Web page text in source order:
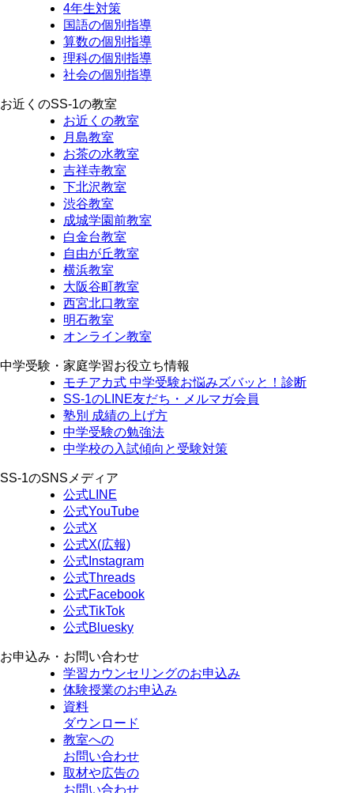
4年生対策
国語の個別指導
算数の個別指導
理科の個別指導
社会の個別指導
お近くのSS-1の教室
お近くの教室
月島教室
お茶の水教室
吉祥寺教室
下北沢教室
渋谷教室
成城学園前教室
白金台教室
自由が丘教室
横浜教室
大阪谷町教室
西宮北口教室
明石教室
オンライン教室
中学受験・家庭学習お役立ち情報
モチアカ式 中学受験お悩みズバッと！診断
SS-1のLINE友だち・メルマガ会員
塾別 成績の上げ方
中学受験の勉強法
中学校の入試傾向と受験対策
SS-1のSNSメディア
公式LINE
公式YouTube
公式X
公式X(広報)
公式Instagram
公式Threads
公式Facebook
公式TikTok
公式Bluesky
お申込み・お問い合わせ
学習カウンセリングのお申込み
体験授業のお申込み
資料
ダウンロード
教室への
お問い合わせ
取材や広告の
お問い合わせ